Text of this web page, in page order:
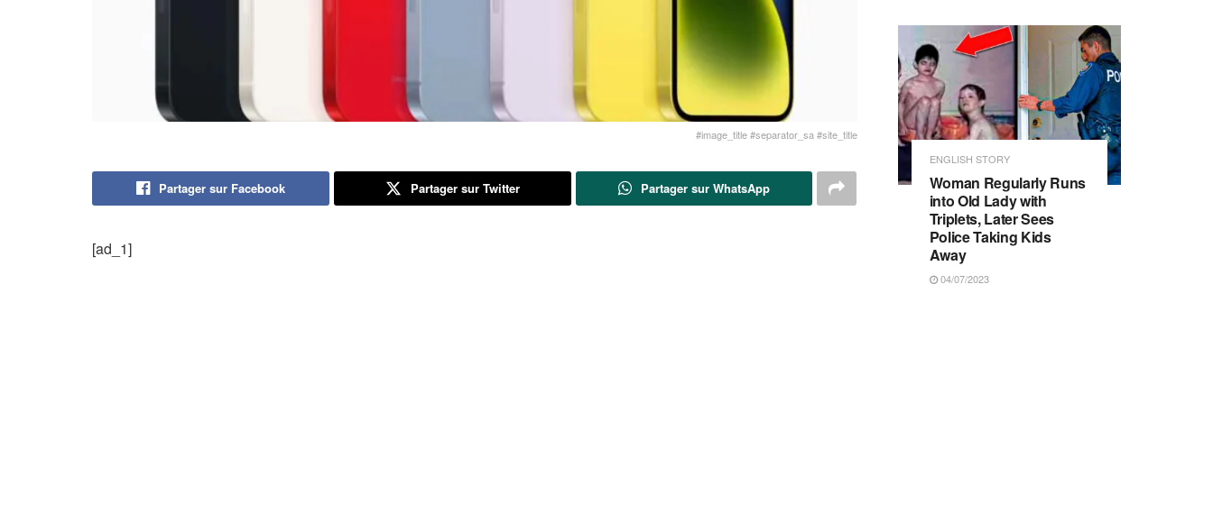
#image_title #separator_sa #site_title
Partager sur Facebook Partager sur Twitter Partager sur WhatsApp
[ad_1]
ENGLISH STORY
Woman Regularly Runs
into Old Lady with
Triplets, Later Sees
Police Taking Kids
Away
04/07/2023